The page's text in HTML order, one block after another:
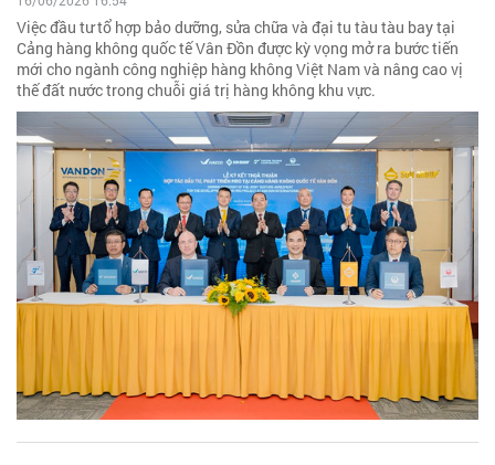
Việc đầu tư tổ hợp bảo dưỡng, sửa chữa và đại tu tàu tàu bay tại
Cảng hàng không quốc tế Vân Đồn được kỳ vọng mở ra bước tiến
mới cho ngành công nghiệp hàng không Việt Nam và nâng cao vị
thế đất nước trong chuỗi giá trị hàng không khu vực.